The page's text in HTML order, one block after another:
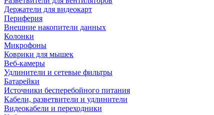
Держатели для видеокарт
Периферия
Внешние накопители данных
Колонки
Микрофоны
Коврики для мышек
Веб-камеры
Удлинители и сетевые фильтры
Батарейки
Источники бесперебойного питания
Кабели, разветвители и удлинители
Видеокабели и переходники